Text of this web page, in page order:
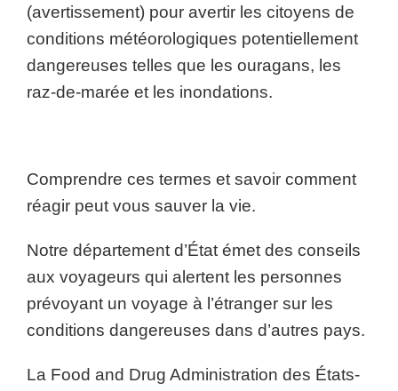
(avertissement) pour avertir les citoyens de
conditions météorologiques potentiellement
dangereuses telles que les ouragans, les
raz-de-marée et les inondations.
Comprendre ces termes et savoir comment
réagir peut vous sauver la vie.
Notre département d’État émet des conseils
aux voyageurs qui alertent les personnes
prévoyant un voyage à l’étranger sur les
conditions dangereuses dans d’autres pays.
La Food and Drug Administration des États-